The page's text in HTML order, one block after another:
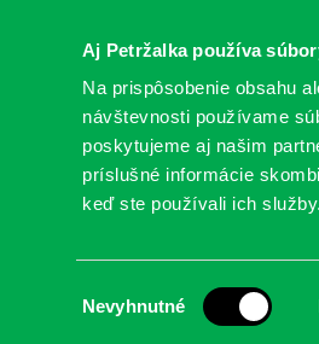
Aj Petržalka používa
Na prispôsobenie obsahu
návštevnosti používame
poskytujeme aj našim
príslušné informácie
keď ste používali ich služby.
súhlasu
Nevyhnutné
AKTUALITY SAMOSPRÁVA
Žiadosť o predĺženie
Janíkovské pole